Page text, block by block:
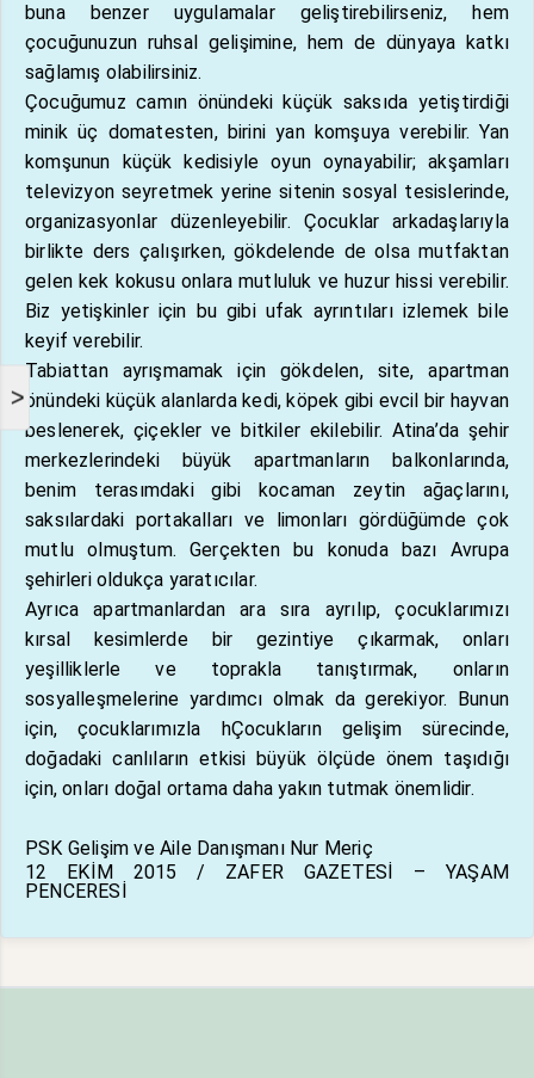
>
buna benzer uygulamalar geliştirebilirseniz, hem
çocuğunuzun ruhsal gelişimine, hem de dünyaya katkı
sağlamış olabilirsiniz.
Çocuğumuz camın önündeki küçük saksıda yetiştirdiği
minik üç domatesten, birini yan komşuya verebilir. Yan
komşunun küçük kedisiyle oyun oynayabilir; akşamları
televizyon seyretmek yerine sitenin sosyal tesislerinde,
organizasyonlar düzenleyebilir. Çocuklar arkadaşlarıyla
birlikte ders çalışırken, gökdelende de olsa mutfaktan
gelen kek kokusu onlara mutluluk ve huzur hissi verebilir.
Biz yetişkinler için bu gibi ufak ayrıntıları izlemek bile
keyif verebilir.
Tabiattan ayrışmamak için gökdelen, site, apartman
önündeki küçük alanlarda kedi, köpek gibi evcil bir hayvan
beslenerek, çiçekler ve bitkiler ekilebilir. Atina’da şehir
merkezlerindeki büyük apartmanların balkonlarında,
benim terasımdaki gibi kocaman zeytin ağaçlarını,
saksılardaki portakalları ve limonları gördüğümde çok
mutlu olmuştum. Gerçekten bu konuda bazı Avrupa
şehirleri oldukça yaratıcılar.
Ayrıca apartmanlardan ara sıra ayrılıp, çocuklarımızı
kırsal kesimlerde bir gezintiye çıkarmak, onları
yeşilliklerle ve toprakla tanıştırmak, onların
sosyalleşmelerine yardımcı olmak da gerekiyor. Bunun
için, çocuklarımızla hÇocukların gelişim sürecinde,
doğadaki canlıların etkisi büyük ölçüde önem taşıdığı
için, onları doğal ortama daha yakın tutmak önemlidir.
PSK Gelişim ve Aile Danışmanı Nur Meriç
12 EKİM 2015 / ZAFER GAZETESİ – YAŞAM
PENCERESİ